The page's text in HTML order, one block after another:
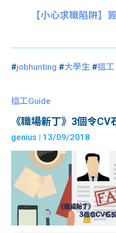
【小心求職陷阱】
#jobhunting #大學生 #搵工
搵工Guide
《職場新丁》3個令CV
genius | 13/09/2018